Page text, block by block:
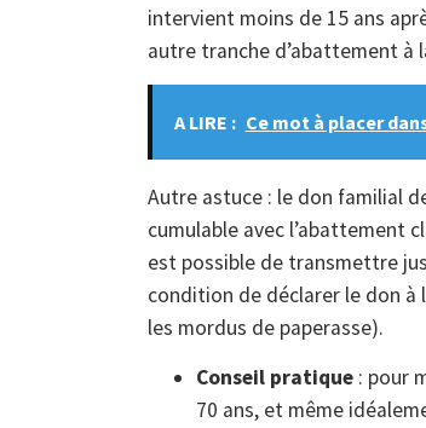
intervient moins de 15 ans
autre tranche d’abattement à
A LIRE : Ce mot à placer
Autre astuce : le don familial
cumulable avec l’abattement
est possible de transmettre
condition de déclarer le don à
les mordus de paperasse).
Conseil pratique : pour
70 ans, et même